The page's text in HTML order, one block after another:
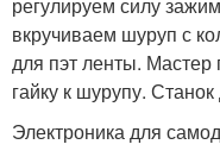
регулируем силу
вкручиваем шуруп с
для пэт ленты. Мастер
гайку к шурупу.
Электроника для